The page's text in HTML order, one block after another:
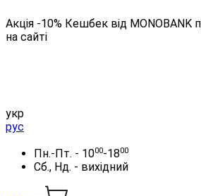
Акція -10% Кешбек від MONOBANK
на сайті
укр
рус
Пн.-Пт. - 1000-1800
Сб., Нд. - вихідний